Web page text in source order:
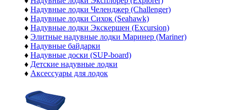
♦ Надувные лодки Челенджер (Challenger)
♦ Надувные лодки Сихок (Seahawk)
♦ Надувные лодки Экскершен (Excursion)
♦ Элитные надувные лодки Маринер (Mariner)
♦ Надувные байдарки
♦ Надувные доски (SUP-board)
♦ Детские надувные лодки
♦ Аксессуары для лодок